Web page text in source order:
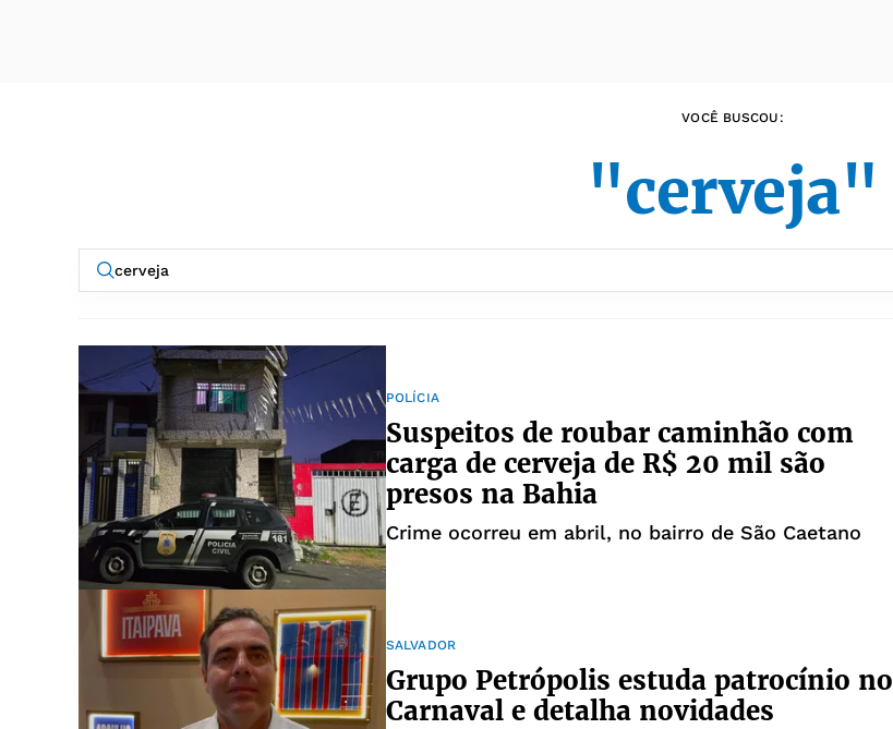
VOCÊ BUSCOU:
"cerveja"
POLÍCIA
Suspeitos de roubar caminhão com
carga de cerveja de R$ 20 mil são
presos na Bahia
Crime ocorreu em abril, no bairro de São Caetano
SALVADOR
Grupo Petrópolis estuda patrocínio no
Carnaval e detalha novidades